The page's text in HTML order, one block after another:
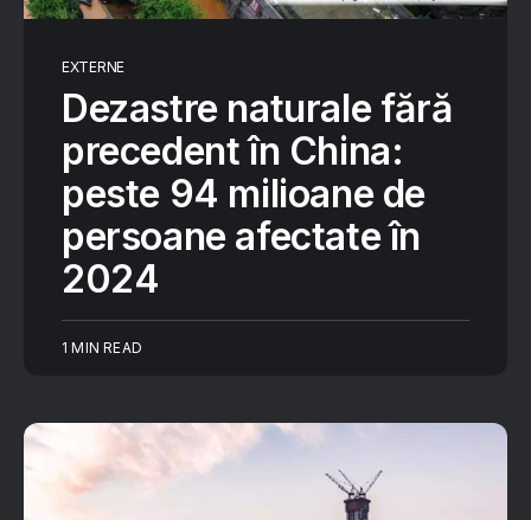
EXTERNE
Dezastre naturale fără
precedent în China:
peste 94 milioane de
persoane afectate în
2024
1 MIN READ